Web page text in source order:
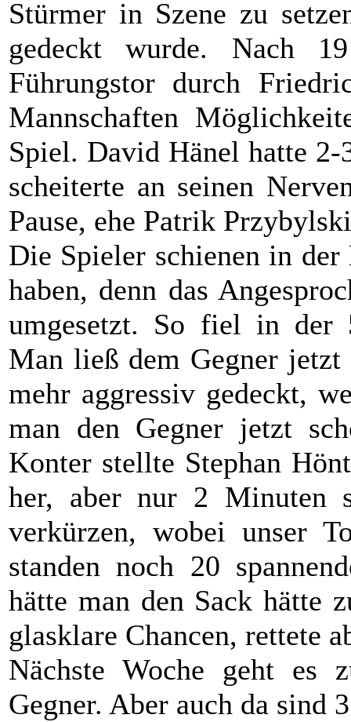
Stürmer in Szene zu
gedeckt wurde. Nach
Führungstor durch
Mannschaften
Spiel. David Hänel hatte
scheiterte an seinen
Pause, ehe Patrik
Die Spieler schienen in
haben, denn das
umgesetzt. So fiel in der
Man ließ dem Gegner
mehr aggressiv gedeckt,
man den Gegner jetzt
Konter stellte Stephan
her, aber nur 2 Minuten
verkürzen, wobei unser
standen noch 20
hätte man den Sack hätte
glasklare Chancen, rettete
Nächste Woche geht es
Gegner. Aber auch da sind